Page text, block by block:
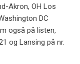
Akron, OH Los
DC
også på listen,
og Lansing på nr.